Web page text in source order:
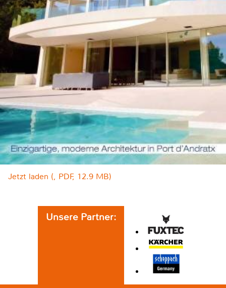
Jetzt laden (, PDF, 12.9 MB)
Unsere Partner: